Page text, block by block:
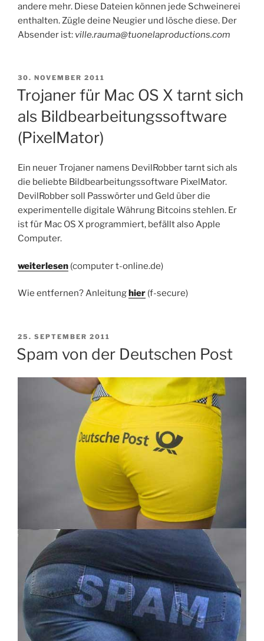
andere mehr. Diese Dateien können jede Schweinerei
enthalten. Zügle deine Neugier und lösche diese. Der
Absender ist: ville.rauma@tuonelaproductions.com
VERÖFFENTLICHT
AM
30. NOVEMBER 2011
Trojaner für Mac OS X tarnt sich
als Bildbearbeitungssoftware
(PixelMator)
Ein neuer Trojaner namens DevilRobber tarnt sich als
die beliebte Bildbearbeitungssoftware PixelMator.
DevilRobber soll Passwörter und Geld über die
experimentelle digitale Währung Bitcoins stehlen. Er
ist für Mac OS X programmiert, befällt also Apple
Computer.
weiterlesen (computer t-online.de)
Wie entfernen? Anleitunghier (f-secure)
VERÖFFENTLICHT
AM
25. SEPTEMBER 2011
Spam von der Deutschen Post